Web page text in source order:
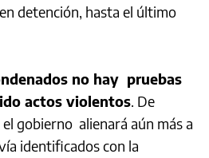
detención, hasta el último
no hay pruebas
actos violentos. De
gobierno alienará aún más a
identificados con la